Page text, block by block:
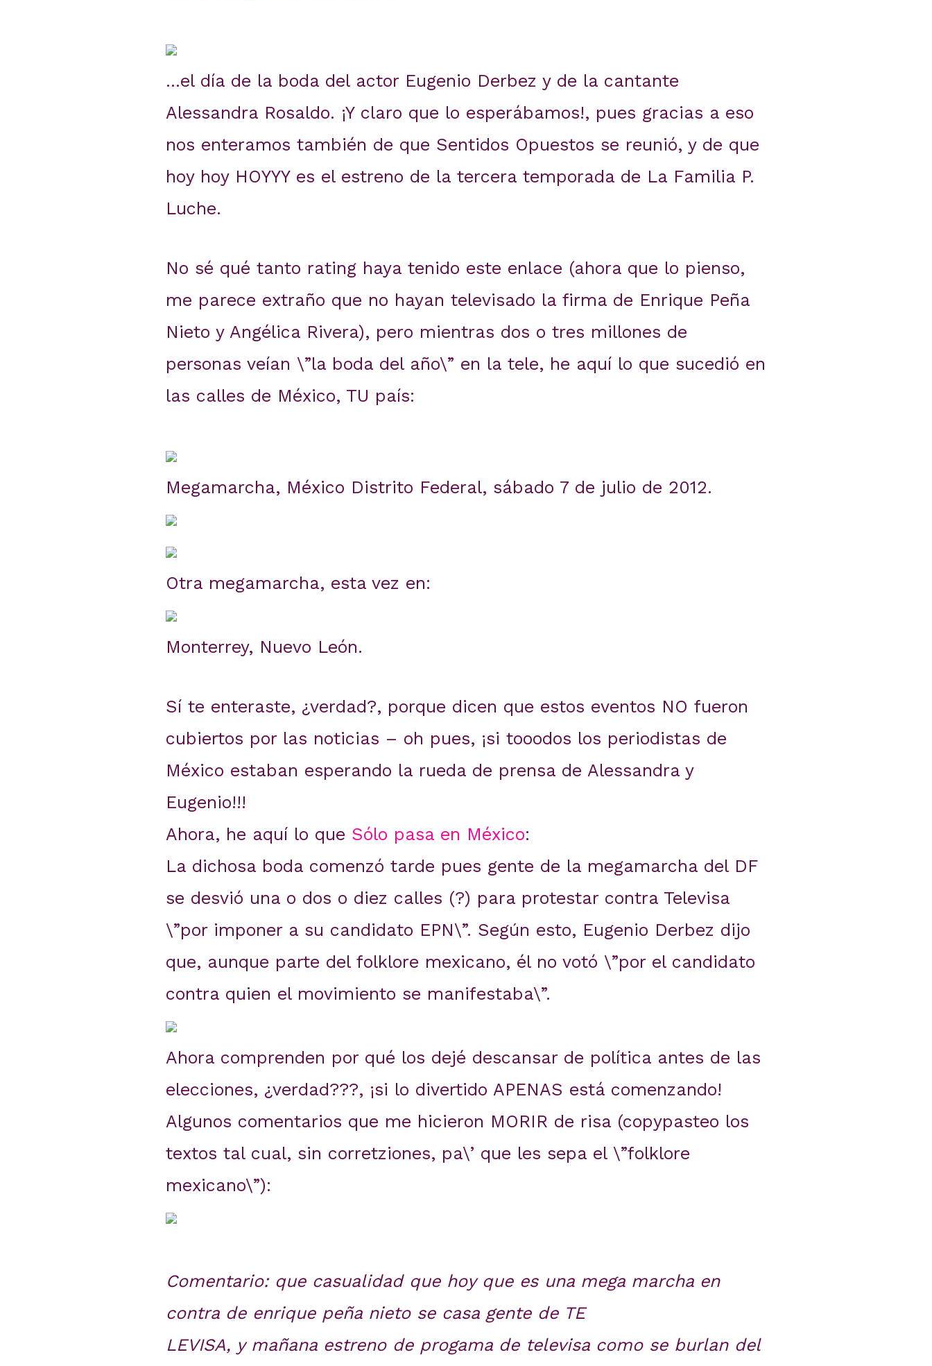
…el día de la boda del actor Eugenio Derbez y de la cantante
Alessandra Rosaldo. ¡Y claro que lo esperábamos!, pues gracias a eso
nos enteramos también de que Sentidos Opuestos se reunió, y de que
hoy hoy HOYYY es el estreno de la tercera temporada de La Familia P.
Luche.
No sé qué tanto rating haya tenido este enlace (ahora que lo pienso,
me parece extraño que no hayan televisado la firma de Enrique Peña
Nieto y Angélica Rivera), pero mientras dos o tres millones de
personas veían \”la boda del año\” en la tele, he aquí lo que sucedió en
las calles de México, TU país:
Megamarcha, México Distrito Federal, sábado 7 de julio de 2012.
Otra megamarcha, esta vez en:
Monterrey, Nuevo León.
Sí te enteraste, ¿verdad?, porque dicen que estos eventos NO fueron
cubiertos por las noticias – oh pues, ¡si tooodos los periodistas de
México estaban esperando la rueda de prensa de Alessandra y
Eugenio!!!
Ahora, he aquí lo que Sólo pasa en México:
La dichosa boda comenzó tarde pues gente de la megamarcha del DF
se desvió una o dos o diez calles (?) para protestar contra Televisa
\”por imponer a su candidato EPN\”. Según esto, Eugenio Derbez dijo
que, aunque parte del folklore mexicano, él no votó \”por el candidato
contra quien el movimiento se manifestaba\”.
Ahora comprenden por qué los dejé descansar de política antes de las
elecciones, ¿verdad???, ¡si lo divertido APENAS está comenzando!
Algunos comentarios que me hicieron MORIR de risa (copypasteo los
textos tal cual, sin corretziones, pa\’ que les sepa el \”folklore
mexicano\”):
Comentario: que casualidad que hoy que es una mega marcha en
contra de enrique peña nieto se casa gente de TE
LEVISA, y mañana estreno de progama de televisa como se burlan del